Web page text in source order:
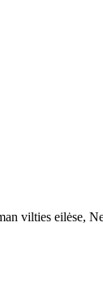
vilties eilėse,